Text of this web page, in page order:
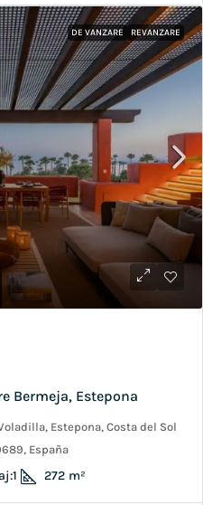
DE VANZARE REVANZARE
Bermeja, Estepona
Estepona, Costa del Sol
España
1 272 m²